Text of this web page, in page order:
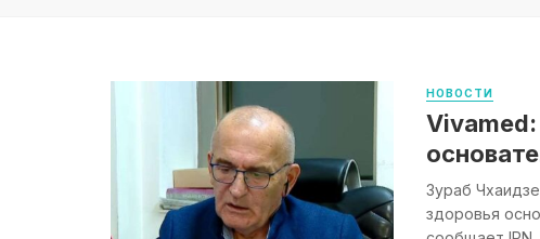
НОВОСТИ
Зураб
здоровья